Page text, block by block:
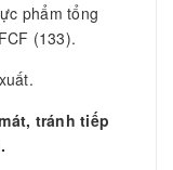
phẩm tổng
(133).
tránh tiếp